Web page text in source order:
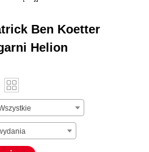
Ben Koetter
Helion